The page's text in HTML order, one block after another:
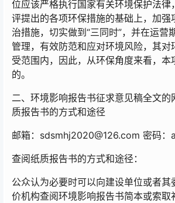
位应该严格执行国家有关环境保护法律
评提出的各项环保措施的基础上，加强
治措施，切实做到“三同时”，并在运营
管理，有效防范和应对环境风险，其对
受范围内，因此，从环保角度来看，本
的。
二、环境影响报告书征求意见稿全文的
质报告书的方式和途径
邮箱：sdsmhj2020@126.com 密码：
查阅纸质报告书的方式和途径：
公众认为必要时可以向建设单位或者其
价机构查阅环境影响报告书简本或索取